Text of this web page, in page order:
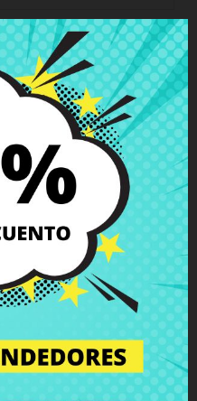
producto
ES1-511 ES1-